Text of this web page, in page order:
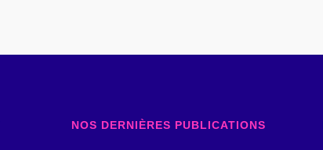
NOS DERNIÈRES PUBLICATIONS